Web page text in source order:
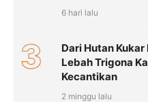
6 hari lalu
3
Dari Hutan
Lebah Trigona
Kecantikan
2 minggu lalu